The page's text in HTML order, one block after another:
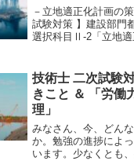
－立地適正化計画の
試験対策 】建設部門
選択科目Ⅱ-2「立地適
備えておかなければ
居住誘導区域の見...
技術士 二次試験
きこと ＆ 「労働
理」
みなさん、今、どん
か。勉強の進捗によ
います。少なくとも